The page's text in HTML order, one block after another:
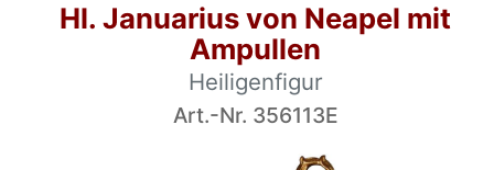
Hl. Januarius von Neapel mit
Ampullen
Heiligenfigur
Art.-Nr. 356113E